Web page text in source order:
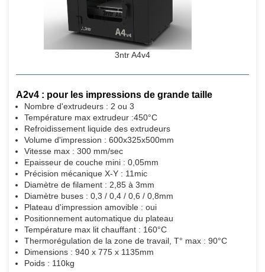
3ntr A4v4
A2v4 : pour les impressions de grande taille
Nombre d'extrudeurs : 2 ou 3
Température max extrudeur :450°C
Refroidissement liquide des extrudeurs
Volume d'impression : 600x325x500mm
Vitesse max : 300 mm/sec
Epaisseur de couche mini : 0,05mm
Précision mécanique X-Y : 11mic
Diamètre de filament : 2,85 à 3mm
Diamètre buses : 0,3 / 0,4 / 0,6 / 0,8mm
Plateau d'impression amovible : oui
Positionnement automatique du plateau
Température max lit chauffant : 160°C
Thermorégulation de la zone de travail, T° max : 90°C
Dimensions : 940 x 775 x 1135mm
Poids : 110kg